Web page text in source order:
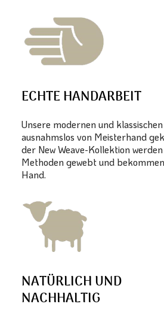
ECHTE HANDARBEIT
Unsere modernen und
ausnahmslos von Meisterhand
der New Weave-Kollektion
Methoden gewebt und
Hand.
NATÜRLICH UND
NACHHALTIG